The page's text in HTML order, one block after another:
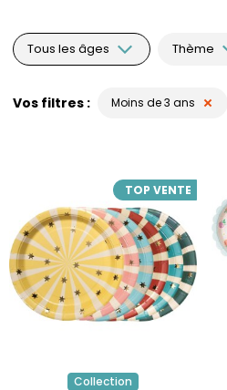
Tous les âges Thème
Vos filtres Moins de 3 ans
TOP VENTE
Collection